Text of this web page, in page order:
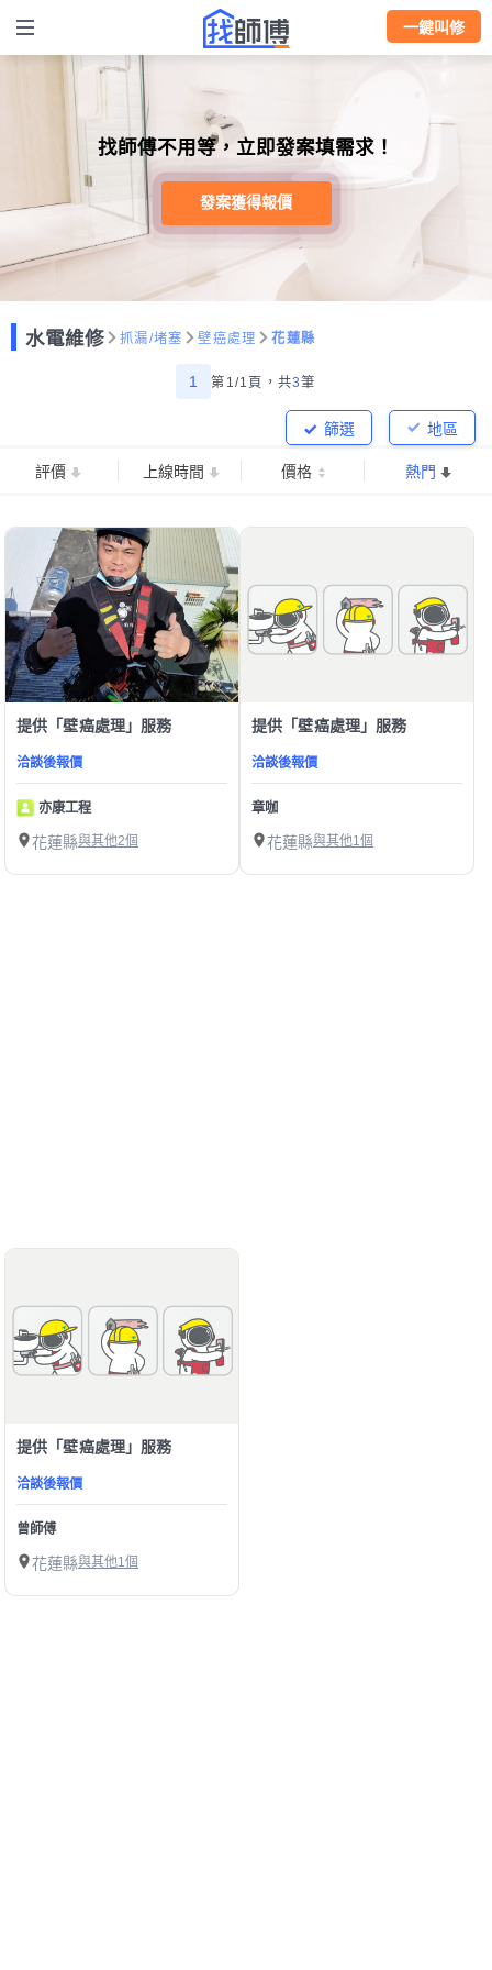
一鍵叫修
找師傅不用等，立即發案填需求！
發案獲得報價
水電維修 抓漏/堵塞 壁癌處理 花蓮縣
1 第1/1頁， 共3筆
地區
篩選
評價 上線時間 價格 熱門
提供「壁癌處理」服務
洽談後報價
亦康工程
花蓮縣與其他2個
提供「壁癌處理」服務
洽談後報價
章咖
花蓮縣與其他1個
提供「壁癌處理」服務
洽談後報價
曾師傅
花蓮縣與其他1個